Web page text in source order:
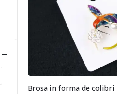
Brosa in forma de colibri